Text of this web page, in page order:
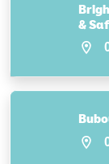
&